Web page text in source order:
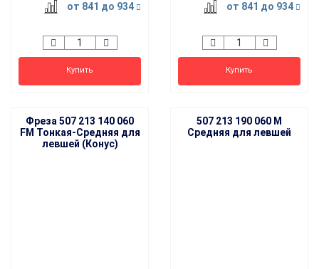
от 841 до 934
Купить
от 841 до 934
Купить
Фреза 507 213 140 060
FM Тонкая-Средняя для
левшей (Конус)
507 213 190 060 M
Средняя для левшей